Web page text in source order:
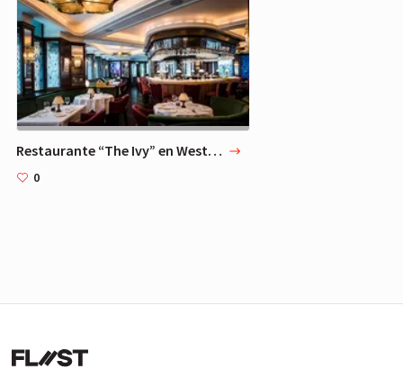
Restaurante “The Ivy” en West Street, en el centro de Londres
0